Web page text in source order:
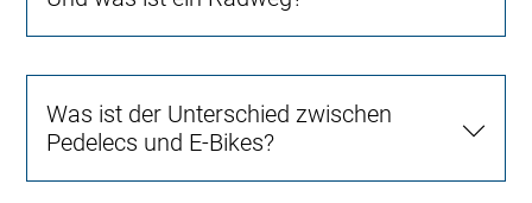
Was ist der Unterschied zwischen
Pedelecs und E-Bikes?